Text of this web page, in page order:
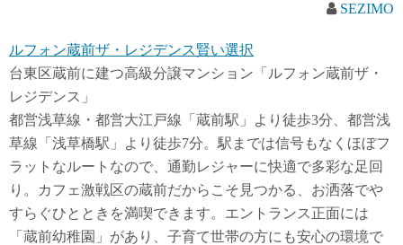
SEZIMO
ルフォン蔵前ザ・レジデンス賢い選択
台東区蔵前に建つ高級分譲マンション「ルフォン蔵前ザ・
レジデンス」
都営浅草線・都営大江戸線「蔵前駅」より徒歩3分、都営浅
草線「浅草橋駅」より徒歩7分。駅までは信号もなくほぼフ
ラットなルートなので、通勤レジャーに快適で多彩な足回
り。カフェ激戦区の蔵前だからこそ見つかる、お洒落でや
すらぐひとときを満喫できます。エントランス正面には
「蔵前幼稚園」があり、子育て世帯の方にも安心の環境で